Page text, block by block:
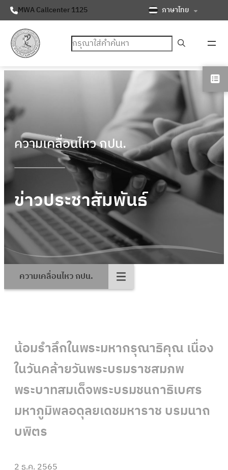
MWA Callcenter 1125 ภาษาไทย
ค้นหา
ความเคลื่อนไหว กปน.
ข่าวประชาสัมพันธ์
ความเคลื่อนไหว กปน.
น้อมรำลึกในพระมหากรุณาธิคุณ เนื่อง
ในวันคล้ายวันพระบรมราชสมภพ
พระบาทสมเด็จพระบรมชนกาธิเบศร
มหาภูมิพลอดุลยเดชมหาราช บรมนาถ
บพิตร
2 ธ.ค. 2565